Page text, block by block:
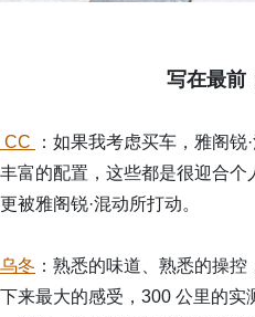
写在最前
CC
：如果我考虑买车，雅阁
富的配置，这些都是很迎合
被雅阁锐·混动所打动。
冬 ：熟悉的味道、熟悉的操
来最大的感受，300 公里的